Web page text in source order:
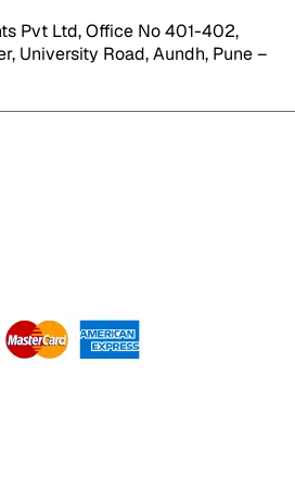
Pvt Ltd, Office No 401-402,
University Road, Aundh, Pune –